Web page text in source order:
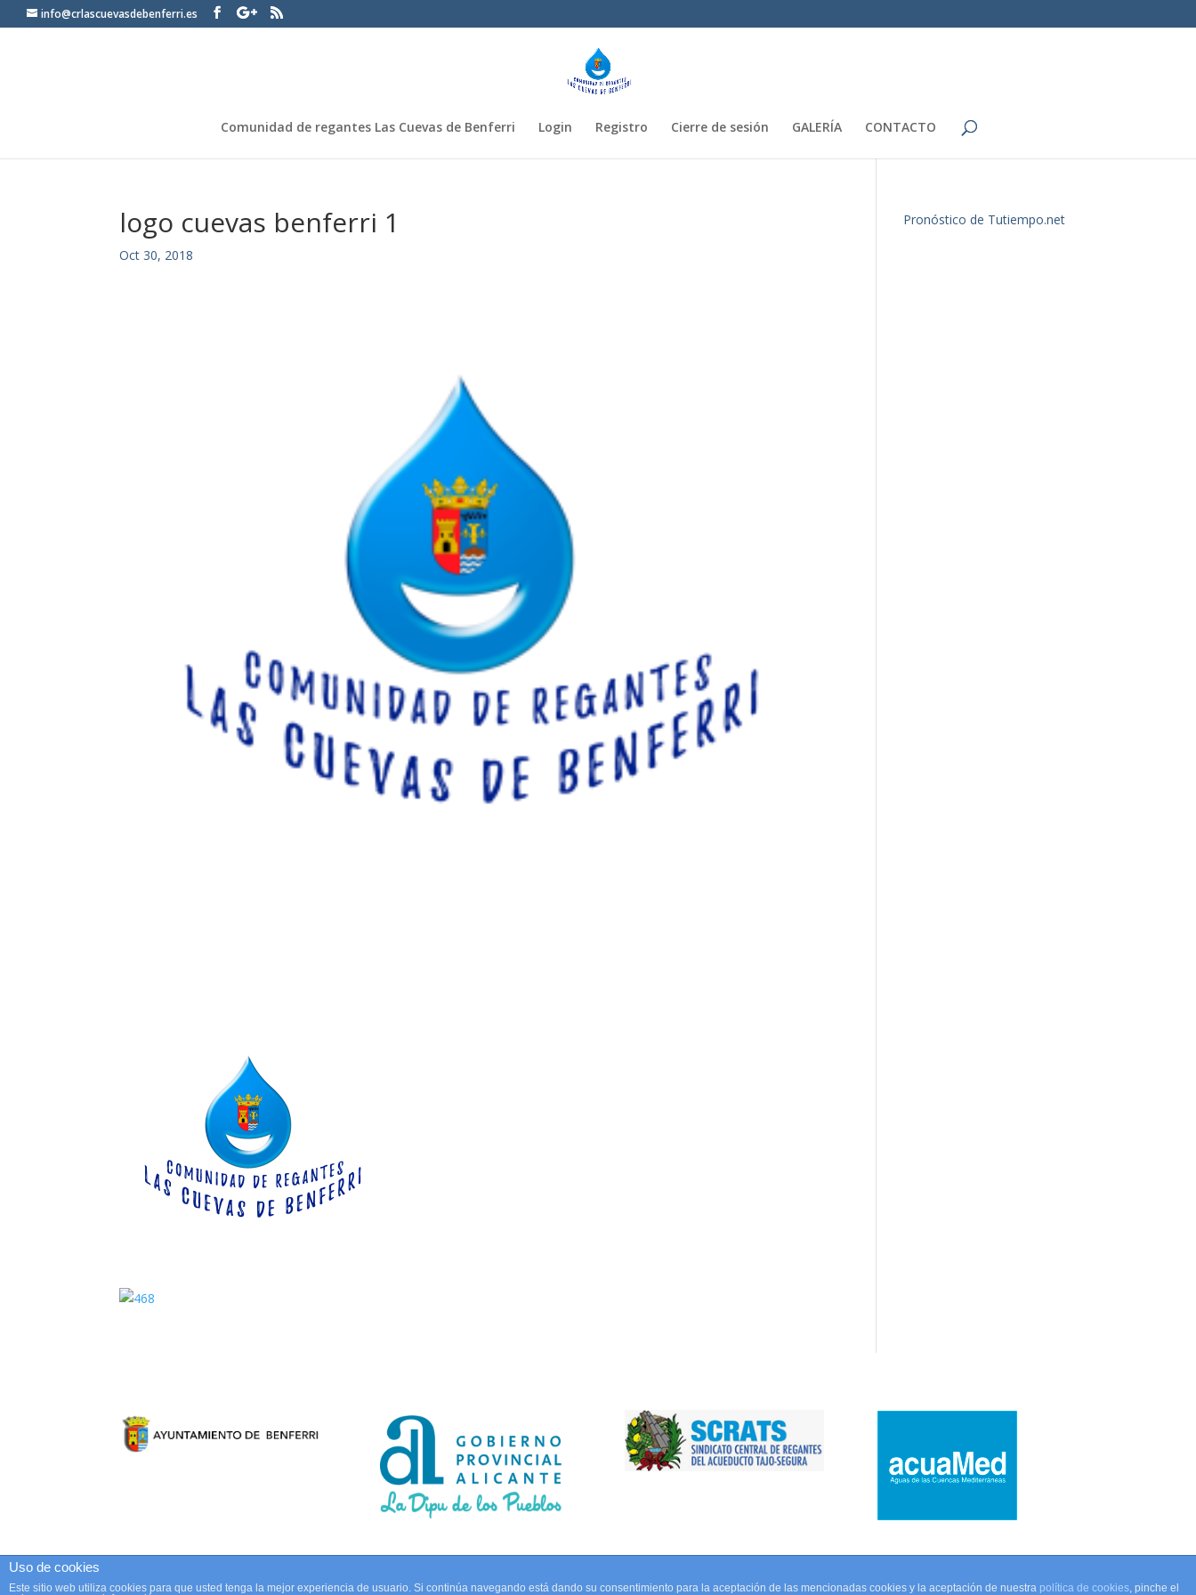
info@crlascuevasdebenferri.es
Comunidad de regantes Las Cuevas de Benferri Login Registro Cierre de sesión GALERÍA CONTACTO
logo cuevas benferri 1
Oct 30, 2018
Pronóstico de Tutiempo.net
Uso de cookies
Este sitio web utiliza cookies para que usted tenga la mejor experiencia de usuario. Si continúa navegando está dando su consentimiento para la aceptación de las mencionadas cookies y la aceptación de nuestra política de cookies, pinche el